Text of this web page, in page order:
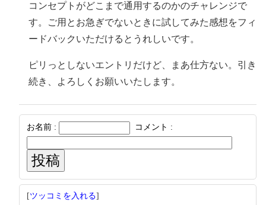
コンセプトがどこまで通用するのかのチャレンジで
す。ご用とお急ぎでないときに試してみた感想をフィ
ードバックいただけるとうれしいです。
ピリっとしないエントリだけど、まあ仕方ない。引き
続き、よろしくお願いいたします。
お名前 : コメント :
[ツッコミを入れる]